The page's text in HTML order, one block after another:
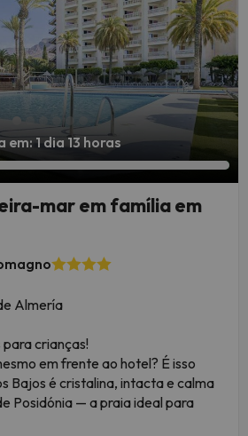
1 dia 13 horas
mar em família em
Almería
crianças!
em frente ao hotel? É isso
Bajos é cristalina, intacta e calma
Posidónia — a praia ideal para